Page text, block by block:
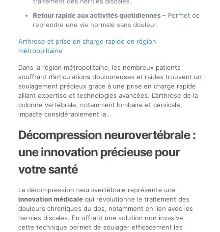
Retour rapide aux activités quotidiennes– Permet de
reprendre une vie normale sans douleur.
Arthrose et prise en charge rapide en région
métropolitaine
Dans la région métropolitaine, les nombreux patients
souffrant d’articulations douloureuses et raides trouvent un
soulagement précieux grâce à une prise en charge rapide
alliant expertise et technologies avancées. L’arthrose de la
colonne vertébrale, notamment lombaire et cervicale,
impacte considérablement la…
Décompression neurovertébrale :
une innovation précieuse pour
votre santé
La décompression neurovertébrale représente une
innovation médicalequi révolutionne le traitement des
douleurs chroniques du dos, notamment en lien avec les
hernies discales. En offrant une solution non invasive,
cette technique permet de soulager efficacement les